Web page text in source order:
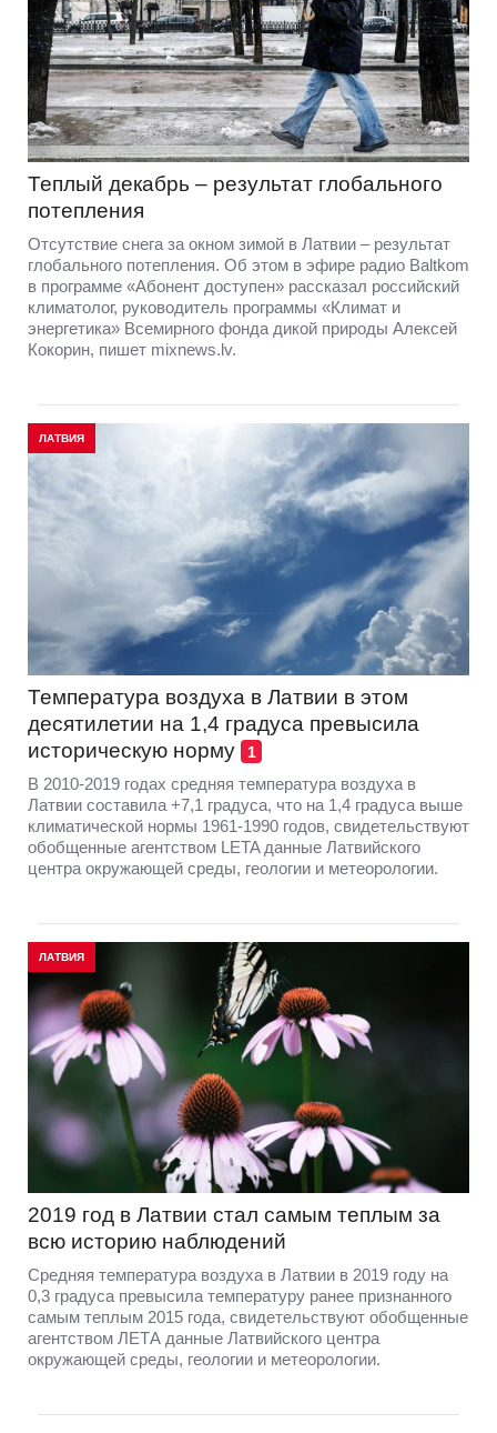
Теплый декабрь – результат глобального
потепления
Отсутствие снега за окном зимой в Латвии – результат
глобального потепления. Об этом в эфире радио Baltkom
в программе «Абонент доступен» рассказал российский
климатолог, руководитель программы «Климат и
энергетика» Всемирного фонда дикой природы Алексей
Кокорин, пишет mixnews.lv.
ЛАТВИЯ
Температура воздуха в Латвии в этом
десятилетии на 1,4 градуса превысила
историческую норму
1
В 2010-2019 годах средняя температура воздуха в
Латвии составила +7,1 градуса, что на 1,4 градуса выше
климатической нормы 1961-1990 годов, свидетельствуют
обобщенные агентством LETA данные Латвийского
центра окружающей среды, геологии и метеорологии.
ЛАТВИЯ
2019 год в Латвии стал самым теплым за
всю историю наблюдений
Средняя температура воздуха в Латвии в 2019 году на
0,3 градуса превысила температуру ранее признанного
самым теплым 2015 года, свидетельствуют обобщенные
агентством ЛЕТА данные Латвийского центра
окружающей среды, геологии и метеорологии.